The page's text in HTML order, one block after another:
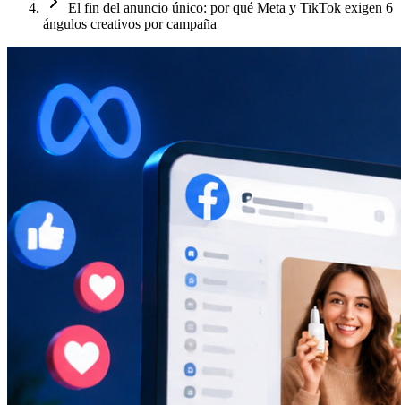
El fin del anuncio único: por qué Meta y TikTok exigen 6
ángulos creativos por campaña